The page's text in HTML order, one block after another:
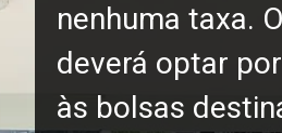
nenhuma taxa.
deverá optar
às bolsas